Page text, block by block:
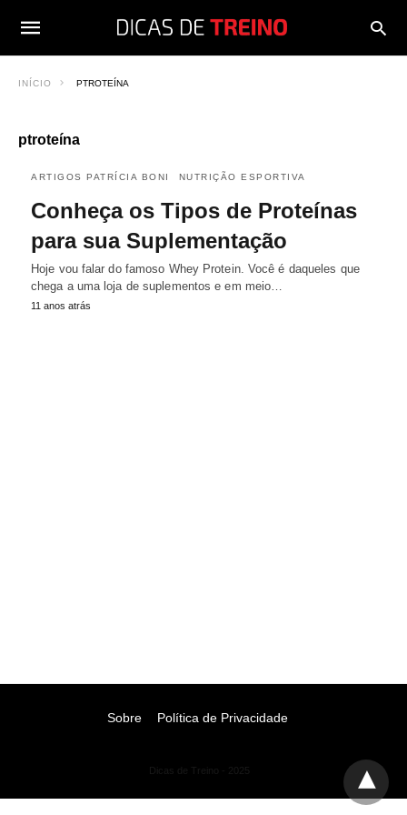
INÍCIO PTROTEÍNA
ptroteína
ARTIGOS PATRÍCIA BONI NUTRIÇÃO ESPORTIVA
Conheça os Tipos de Proteínas
para sua Suplementação
Hoje vou falar do famoso Whey Protein. Você é daqueles que
chega a uma loja de suplementos e em meio…
11 anos atrás
Sobre Política de Privacidade
Dicas de Treino - 2025